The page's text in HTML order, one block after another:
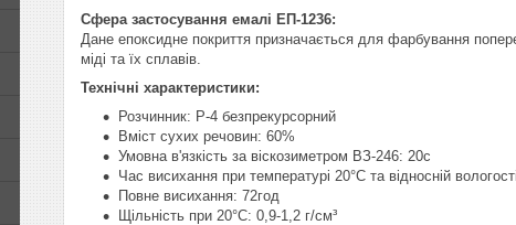
Сфера застосування емалі ЕП-1236:
Дане епоксидне покриття призначається для фарбування
міді та їх сплавів.
Технічні характеристики:
Розчинник: Р-4 безпрекурсорний
Вміст сухих речовин: 60%
Умовна в'язкість за віскозиметром ВЗ-246: 20с
Час висихання при температурі 20°C та відносній
Повне висихання: 72год
Щільність при 20°C: 0,9-1,2 г/см³